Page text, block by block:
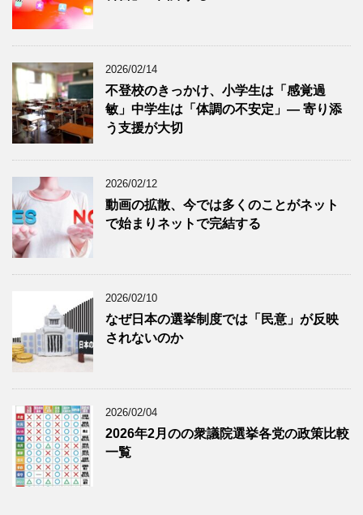
2026/02/14
不登校のきっかけ、小学生は「感覚過
敏」中学生は「体調の不安定」― 寄り添
う支援が大切
2026/02/12
動画の拡散、今では多くのことがネット
で始まりネットで完結する
2026/02/10
なぜ日本の選挙制度では「民意」が反映
されないのか
2026/02/04
2026年2月のの衆議院選挙各党の政策比較
一覧